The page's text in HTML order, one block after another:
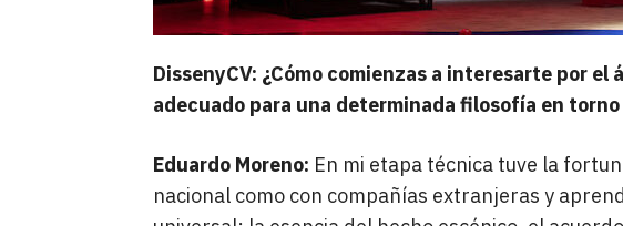
DissenyCV: ¿Cómo comienzas a interesarte por
adecuado para una determinada filosofía en
Eduardo Moreno: En mi etapa técnica tuve la
nacional como con compañías extranjeras y